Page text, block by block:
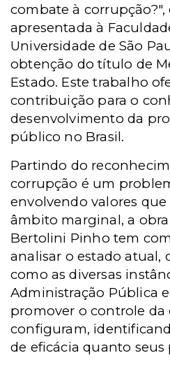
combate à corrupção?",
apresentada à
Universidade de São
obtenção do título de
Estado. Este trabalho
contribuição para o
desenvolvimento da
público no Brasil.
Partindo do
corrupção é um
envolvendo valores
âmbito marginal, a
Bertolini Pinho tem
analisar o estado atual,
como as diversas
Administração Pública
promover o controle da
configuram,
de eficácia quanto seus